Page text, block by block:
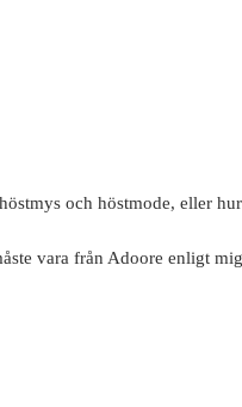
och höstmode, eller
vara från Adoore enligt